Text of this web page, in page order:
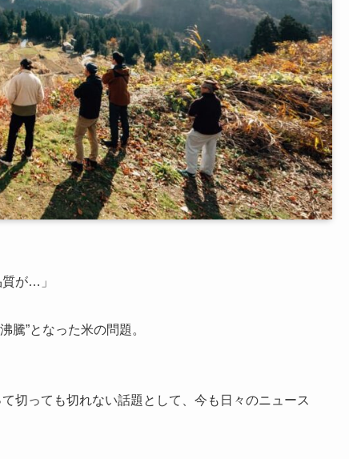
が…」
騰”となった米の問題。
切っても切れない話題として、今も日々のニュース